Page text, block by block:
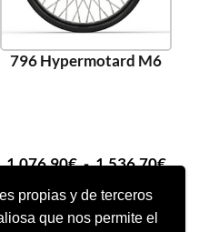
propias y de terceros
que nos permite el
796 Hypermotard M6
1.076,90€ - 1.536,70€
SELECCIONAR OPCIONES